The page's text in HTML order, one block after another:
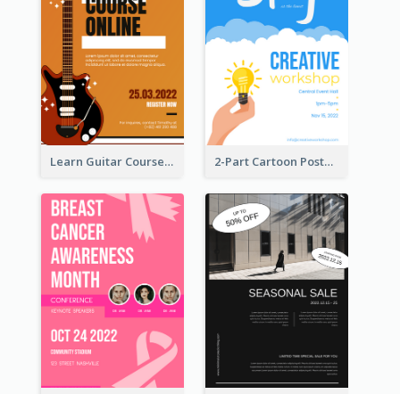
Learn Guitar Course Online Poster 2-Part Cartoon Poster With Design Of Sky